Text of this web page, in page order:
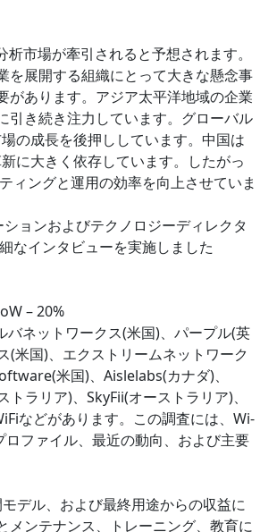
市場が牽引されると予想されます。
を展開する組織にとって大きな懸念事
があります。アジア太平洋地域の企業
引き続き注力しています。グローバル
の成長を後押ししています。中国は
に大きく依存しています。したがっ
ィングと運用の効率を向上させていま
ョンおよびテクノロジーディレクタ
なインタビューを実施しました
– 20%
ネットワークス(米国)、パープル(英
米国)、エクストリームネットワーク
米国)、Aislelabs(カナダ)、
ラリア)、SkyFii(オーストラリア)、
などがあります。この調査には、Wi-
ファイル、最近の動向、および主要
デル、および最終用途からの収益に
メンテナンス、トレーニング、教育に